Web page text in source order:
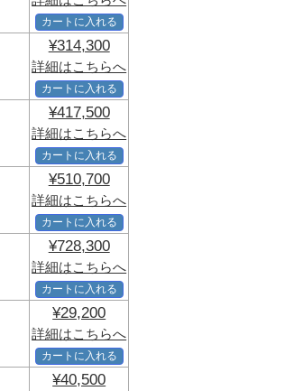
カートに入れる
¥314,300
詳細はこちらへ
カートに入れる
¥417,500
詳細はこちらへ
カートに入れる
¥510,700
詳細はこちらへ
カートに入れる
¥728,300
詳細はこちらへ
カートに入れる
¥29,200
詳細はこちらへ
カートに入れる
¥40,500